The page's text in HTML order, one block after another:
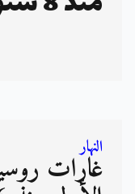
النهار
غارات